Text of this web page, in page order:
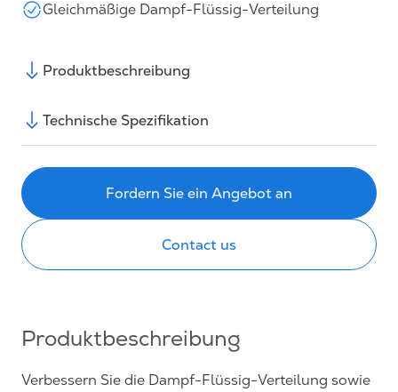
Gleichmäßige Dampf-Flüssig-Verteilung
Produktbeschreibung
Technische Spezifikation
Fordern Sie ein Angebot an
Contact us
Produktbeschreibung
Verbessern Sie die Dampf-Flüssig-Verteilung sowie